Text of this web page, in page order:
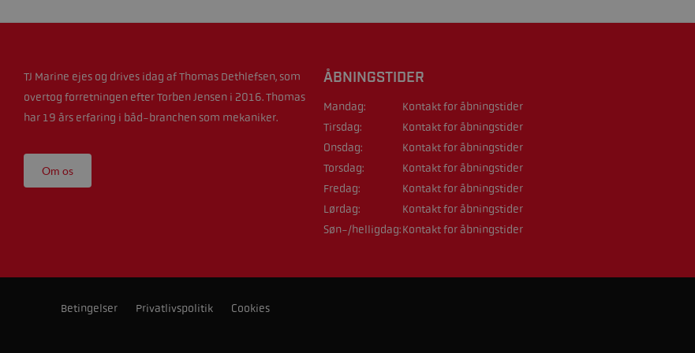
TJ Marine ejes og drives idag af Thomas Dethlefsen, som
overtog forretningen efter Torben Jensen i 2016. Thomas
har 19 års erfaring i båd-branchen som mekaniker.
Om os
ÅBNINGSTIDER
Mandag:
Kontakt for åbningstider
Tirsdag:
Kontakt for åbningstider
Onsdag:
Kontakt for åbningstider
Torsdag:
Kontakt for åbningstider
Fredag:
Kontakt for åbningstider
Lørdag:
Kontakt for åbningstider
Søn-/helligdag:Kontakt for åbningstider
Betingelser Privatlivspolitik Cookies